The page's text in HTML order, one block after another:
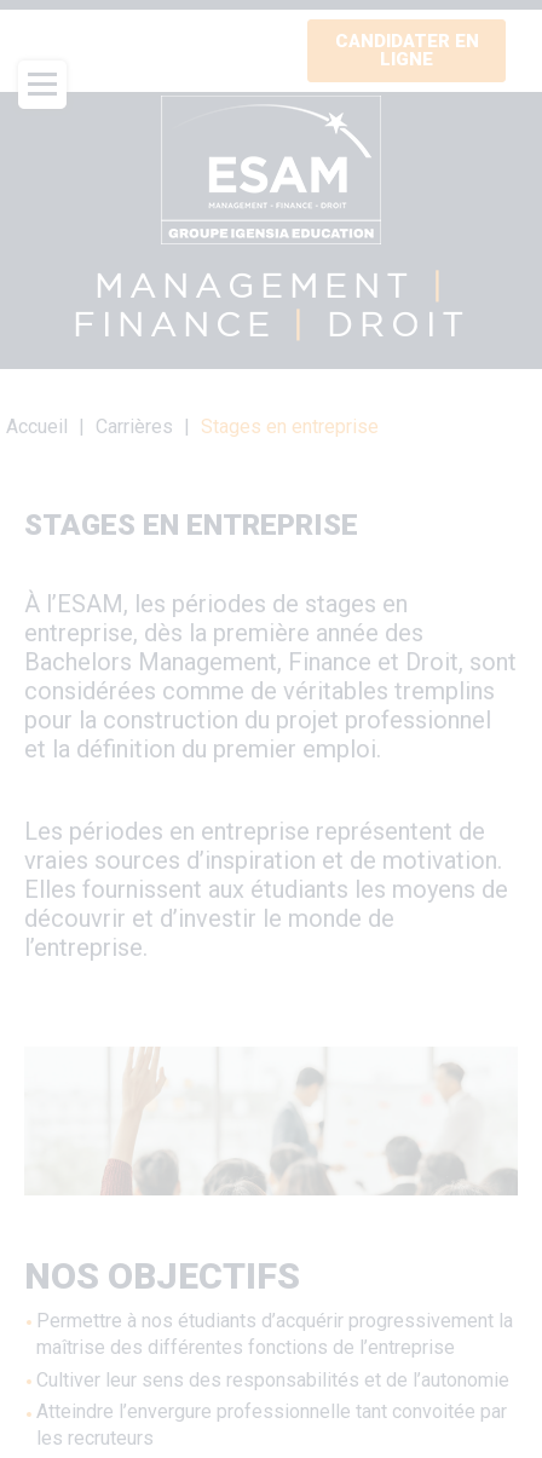
Aller
contenu
principal
CANDIDATER EN
LIGNE
MANAGEMENT
FINANCE
DROIT
Fil
Accueil Carrières Stages en entreprise
STAGES EN ENTREPRISE
À l’ESAM, les périodes de stages en
entreprise, dès la première année des
Bachelors Management, Finance et Droit, sont
considérées comme de véritables tremplins
pour la construction du projet professionnel
et la définition du premier emploi.
Les périodes en entreprise représentent de
vraies sources d’inspiration et de motivation.
Elles fournissent aux étudiants les moyens de
découvrir et d’investir le monde de
l’entreprise.
NOS OBJECTIFS
Permettre à nos étudiants d’acquérir progressivement la
maîtrise des différentes fonctions de l’entreprise
Cultiver leur sens des responsabilités et de l’autonomie
Atteindre l’envergure professionnelle tant convoitée par
les recruteurs